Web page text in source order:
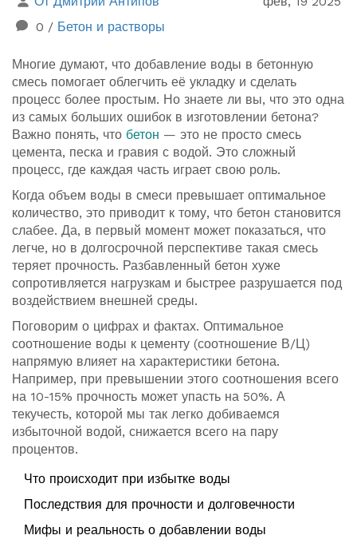
0 / Бетон и растворы
Многие думают, что добавление воды в бетонную
смесь помогает облегчить её укладку и сделать
процесс более простым. Но знаете ли вы, что это одна
из самых больших ошибок в изготовлении бетона?
Важно понять, что бетон — это не просто смесь
цемента, песка и гравия с водой. Это сложный
процесс, где каждая часть играет свою роль.
Когда объем воды в смеси превышает оптимальное
количество, это приводит к тому, что бетон становится
слабее. Да, в первый момент может показаться, что
легче, но в долгосрочной перспективе такая смесь
теряет прочность. Разбавленный бетон хуже
сопротивляется нагрузкам и быстрее разрушается под
воздействием внешней среды.
Поговорим о цифрах и фактах. Оптимальное
соотношение воды к цементу (соотношение В/Ц)
напрямую влияет на характеристики бетона.
Например, при превышении этого соотношения всего
на 10-15% прочность может упасть на 50%. А
текучесть, которой мы так легко добиваемся
избыточной водой, снижается всего на пару
процентов.
Что происходит при избытке воды
Последствия для прочности и долговечности
Мифы и реальность о добавлении воды